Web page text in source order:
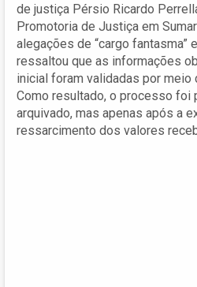
de justiça Pérsio Ricardo
Promotoria de Justiça em
alegações de “cargo fantasma”
ressaltou que as informações
inicial foram validadas por
Como resultado, o processo foi
arquivado, mas apenas após a
ressarcimento dos valores